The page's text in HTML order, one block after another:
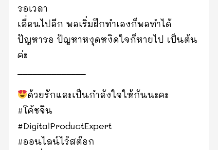
รอเวลา
เลื่อนไปอีก พอเริ่มฝึกทำเองก็พอทำได้
ปัญหา​รอ ปัญหาหงุดหงิดใจก็หายไป เป็นต้น
ค่ะ
ด้วยรักและเป็นกำลังใจให้กันนะคะ
#โค้ชจิน
#DigitalProductExpert
#ออนไลน์ไร้สต๊อก